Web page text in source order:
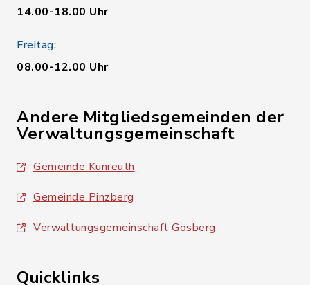
14.00-18.00 Uhr
Freitag:
08.00-12.00 Uhr
Andere Mitgliedsgemeinden der
Verwaltungsgemeinschaft
Gemeinde Kunreuth
Gemeinde Pinzberg
Verwaltungsgemeinschaft Gosberg
Quicklinks